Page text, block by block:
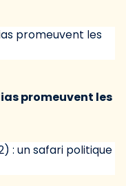
promeuvent les